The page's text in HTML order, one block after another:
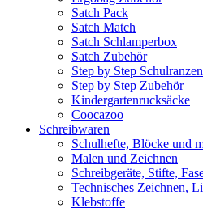
Satch Pack
Satch Match
Satch Schlamperbox
Satch Zubehör
Step by Step Schulranzen
Step by Step Zubehör
Kindergartenrucksäcke
Coocazoo
Schreibwaren
Schulhefte, Blöcke und
Malen und Zeichnen
Schreibgeräte, Stifte,
Technisches Zeichnen,
Klebstoffe